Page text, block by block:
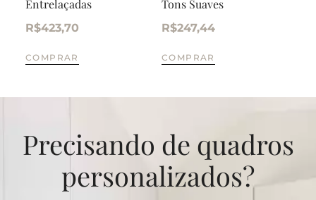
Entrelaçadas
R$423,70
COMPRAR
Tons Suaves
R$247,44
COMPRAR
Precisando de quadros
personalizados?